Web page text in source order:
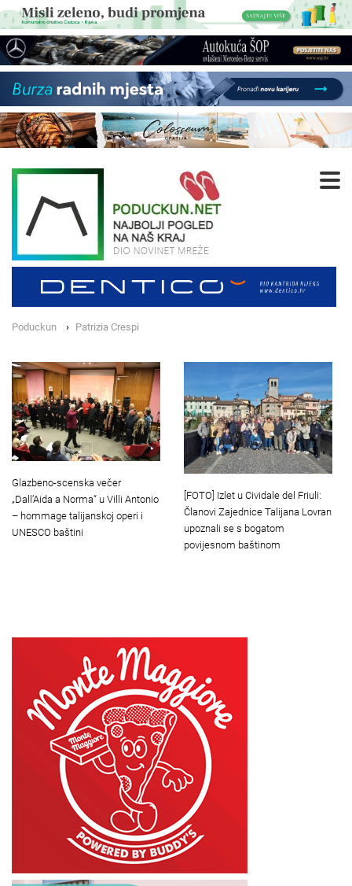
Poduckun Patrizia Crespi
Glazbeno-scenska večer
„Dall’Aida a Norma“ u Villi Antonio
– hommage talijanskoj operi i
UNESCO baštini
[FOTO] Izlet u Cividale del Friuli:
Članovi Zajednice Talijana Lovran
upoznali se s bogatom
povijesnom baštinom